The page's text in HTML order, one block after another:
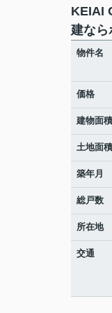
KEIAI
建なら
物件名
価格
建物面積
土地面積
築年月
総戸数
所在地
交通